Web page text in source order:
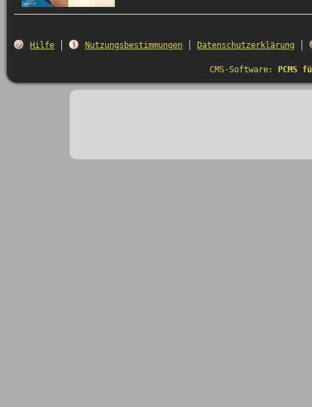
Hilfe Nutzungsbestimmungen Datenschutzerklärung
CMS-Software: PCMS